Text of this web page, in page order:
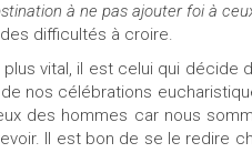
à ne pas ajouter foi à
difficultés à croire.
vital, il est celui qui décide
nos célébrations
des hommes car nous
Il est bon de se le redire